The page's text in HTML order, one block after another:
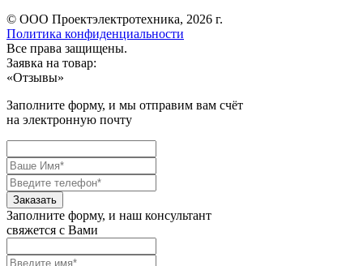
© ООО Проектэлектротехника, 2026 г.
Политика конфиденциальности
Все права защищены.
Заявка на товар:
«Отзывы»
Заполните форму, и мы отправим вам счёт
на электронную почту
Заполните форму, и наш консультант
свяжется с Вами